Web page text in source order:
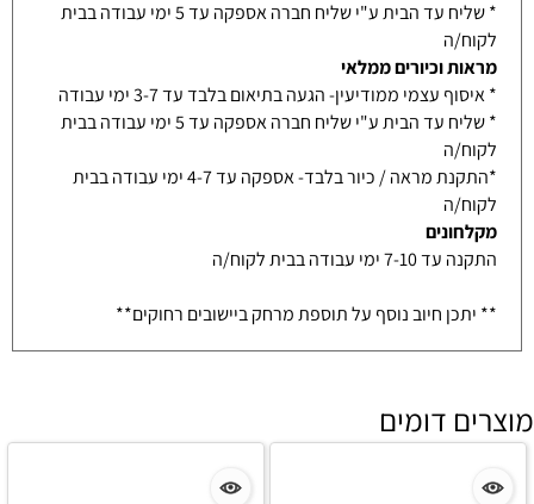
* שליח עד הבית ע"י שליח חברה אספקה עד 5 ימי עבודה בבית
לקוח/ה
מראות וכיורים ממלאי
* איסוף עצמי ממודיעין- הגעה בתיאום בלבד עד 3-7 ימי עבודה
* שליח עד הבית ע"י שליח חברה אספקה עד 5 ימי עבודה בבית
לקוח/ה
*התקנת מראה / כיור בלבד- אספקה עד 4-7 ימי עבודה בבית
לקוח/ה
מקלחונים
התקנה עד 7-10 ימי עבודה בבית לקוח/ה
** יתכן חיוב נוסף על תוספת מרחק ביישובים רחוקים**
מוצרים דומים